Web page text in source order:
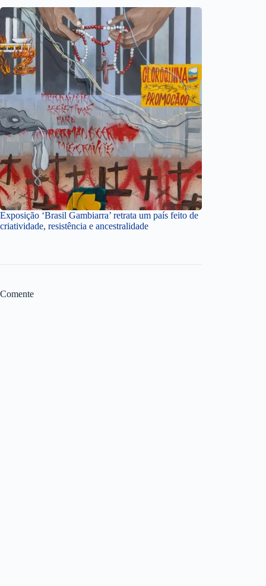
Exposição ‘Brasil Gambiarra’ retrata um país feito de
criatividade, resistência e ancestralidade
Comente